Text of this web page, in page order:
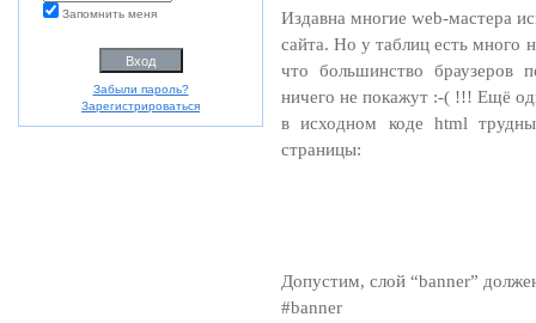
Запомнить меня
Забыли пароль?
Зарегистрироваться
Издавна многие web-мастера
сайта. Но у таблиц есть много
что большинство браузеров
ничего не покажут :-( !!! Ещё
в исходном коде html
страницы:
Допустим, слой “banner”
#banner